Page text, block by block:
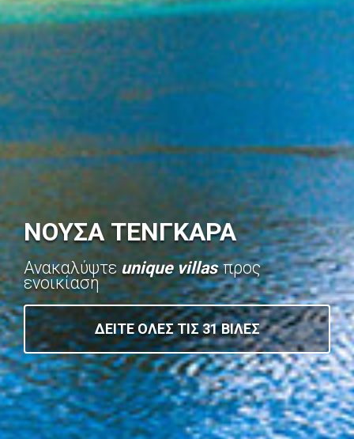
ΝΟΥΣΑ ΤΕΝΓΚΑΡΑ
Ανακαλύψτε unique villasπρος
ενοικίαση
ΔΕΙΤΕ ΟΛΕΣ ΤΙΣ 31 ΒΙΛΕΣ